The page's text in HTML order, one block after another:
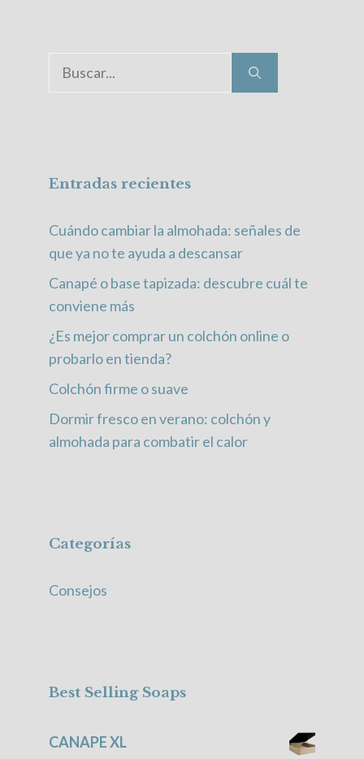
Buscar:
Entradas recientes
Cuándo cambiar la almohada: señales de
que ya no te ayuda a descansar
Canapé o base tapizada: descubre cuál te
conviene más
¿Es mejor comprar un colchón online o
probarlo en tienda?
Colchón firme o suave
Dormir fresco en verano: colchón y
almohada para combatir el calor
Categorías
Consejos
Best Selling Soaps
CANAPE XL